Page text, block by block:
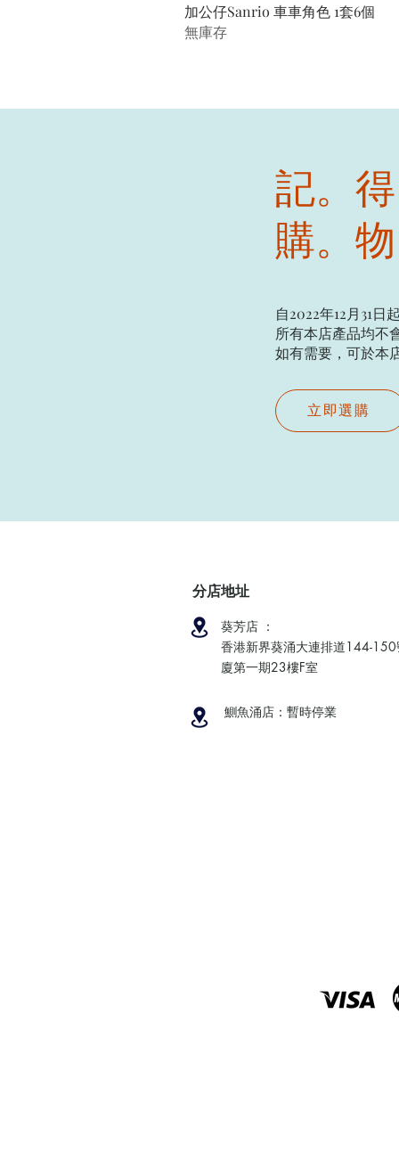
加公仔Sanrio 車車角色 1套6個
無庫存
記。
購。
自2022年12月31日
所有本店產品均不
如有需要，可於本
立即選購
分店地址
葵芳店 ：
香港新界葵涌大連排道144-
廈第一期23樓F室
鰂魚涌店：暫時停業